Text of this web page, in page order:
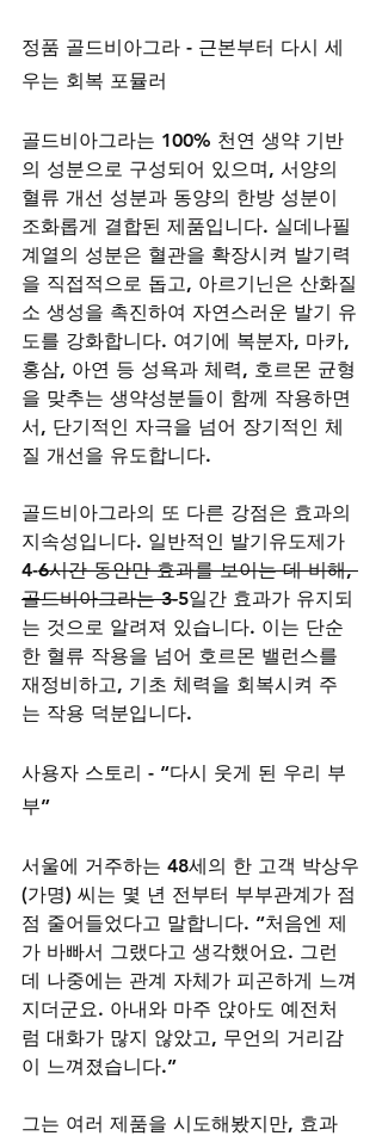
정품 골드비아그라 - 근본부터 다시 세
우는 회복 포뮬러
골드비아그라는 100% 천연 생약 기반
의 성분으로 구성되어 있으며, 서양의
혈류 개선 성분과 동양의 한방 성분이
조화롭게 결합된 제품입니다. 실데나필
계열의 성분은 혈관을 확장시켜 발기력
을 직접적으로 돕고, 아르기닌은 산화질
소 생성을 촉진하여 자연스러운 발기 유
도를 강화합니다. 여기에 복분자, 마카,
홍삼, 아연 등 성욕과 체력, 호르몬 균형
을 맞추는 생약성분들이 함께 작용하면
서, 단기적인 자극을 넘어 장기적인 체
질 개선을 유도합니다.
골드비아그라의 또 다른 강점은 효과의
지속성입니다. 일반적인 발기유도제가
4-6시간 동안만 효과를 보이는 데 비해,
골드비아그라는 3-5일간 효과가 유지되
는 것으로 알려져 있습니다. 이는 단순
한 혈류 작용을 넘어 호르몬 밸런스를
재정비하고, 기초 체력을 회복시켜 주
는 작용 덕분입니다.
사용자 스토리 - “다시 웃게 된 우리 부
부”
서울에 거주하는 48세의 한 고객 박상우
(가명) 씨는 몇 년 전부터 부부관계가 점
점 줄어들었다고 말합니다. “처음엔 제
가 바빠서 그랬다고 생각했어요. 그런
데 나중에는 관계 자체가 피곤하게 느껴
지더군요. 아내와 마주 앉아도 예전처
럼 대화가 많지 않았고, 무언의 거리감
이 느껴졌습니다.”
그는 여러 제품을 시도해봤지만, 효과